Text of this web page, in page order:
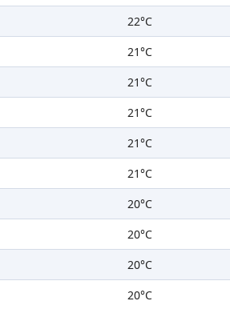
22°C
21°C
21°C
21°C
21°C
21°C
20°C
20°C
20°C
20°C